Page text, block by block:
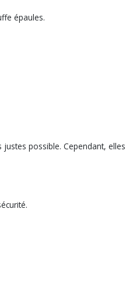
épaules.
possible. Cependant,